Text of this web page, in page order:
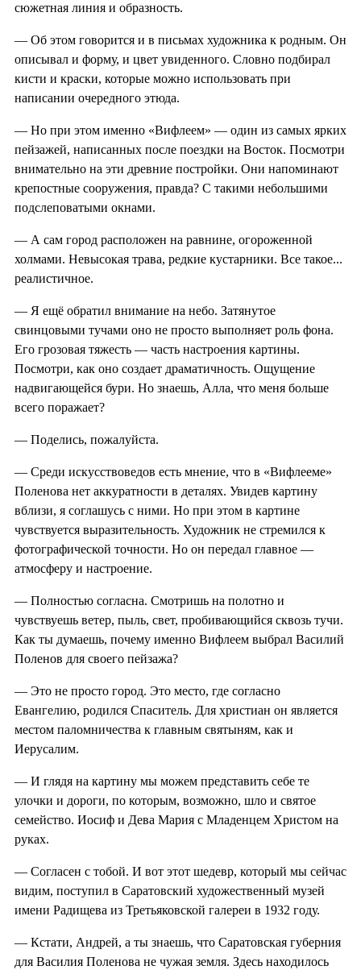
сюжетная линия и образность.
— Об этом говорится и в письмах художника к родным. Он
описывал и форму, и цвет увиденного. Словно подбирал
кисти и краски, которые можно использовать при
написании очередного этюда.
— Но при этом именно «Вифлеем» — один из самых ярких
пейзажей, написанных после поездки на Восток. Посмотри
внимательно на эти древние постройки. Они напоминают
крепостные сооружения, правда? С такими небольшими
подслеповатыми окнами.
— А сам город расположен на равнине, огороженной
холмами. Невысокая трава, редкие кустарники. Все такое...
реалистичное.
— Я ещё обратил внимание на небо. Затянутое
свинцовыми тучами оно не просто выполняет роль фона.
Его грозовая тяжесть — часть настроения картины.
Посмотри, как оно создает драматичность. Ощущение
надвигающейся бури. Но знаешь, Алла, что меня больше
всего поражает?
— Поделись, пожалуйста.
— Среди искусствоведов есть мнение, что в «Вифлееме»
Поленова нет аккуратности в деталях. Увидев картину
вблизи, я соглашусь с ними. Но при этом в картине
чувствуется выразительность. Художник не стремился к
фотографической точности. Но он передал главное —
атмосферу и настроение.
— Полностью согласна. Смотришь на полотно и
чувствуешь ветер, пыль, свет, пробивающийся сквозь тучи.
Как ты думаешь, почему именно Вифлеем выбрал Василий
Поленов для своего пейзажа?
— Это не просто город. Это место, где согласно
Евангелию, родился Спаситель. Для христиан он является
местом паломничества к главным святыням, как и
Иерусалим.
— И глядя на картину мы можем представить себе те
улочки и дороги, по которым, возможно, шло и святое
семейство. Иосиф и Дева Мария с Младенцем Христом на
руках.
— Согласен с тобой. И вот этот шедевр, который мы сейчас
видим, поступил в Саратовский художественный музей
имени Радищева из Третьяковской галереи в 1932 году.
— Кстати, Андрей, а ты знаешь, что Саратовская губерния
для Василия Поленова не чужая земля. Здесь находилось